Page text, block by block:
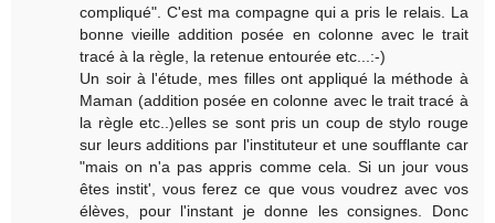
compliqué". C'est ma compagne qui a pris le relais. La
bonne vieille addition posée en colonne avec le trait
tracé à la règle, la retenue entourée etc...:-)
Un soir à l'étude, mes filles ont appliqué la méthode à
Maman (addition posée en colonne avec le trait tracé à
la règle etc..)elles se sont pris un coup de stylo rouge
sur leurs additions par l'instituteur et une soufflante car
"mais on n'a pas appris comme cela. Si un jour vous
êtes instit', vous ferez ce que vous voudrez avec vos
élèves, pour l'instant je donne les consignes. Donc